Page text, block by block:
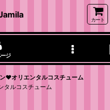
カート
ジ
❤オリエンタルコスチューム
ルコスチューム